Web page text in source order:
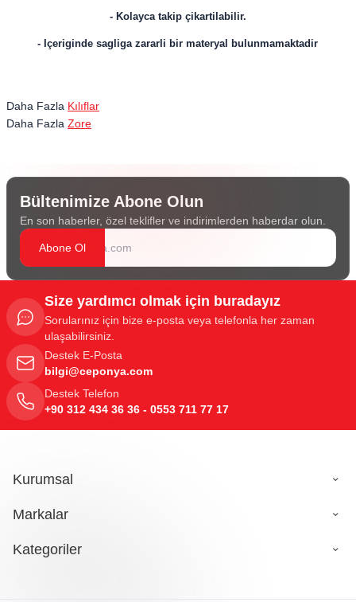
- Kolayca takip çikartilabilir.
- Içeriginde sagliga zararli bir materyal bulunmamaktadir
Daha Fazla Kılıflar
Daha Fazla Zore
Bültenimize Abone Olun
En son haberler, özel teklifler ve indirimlerden haberdar olun.
Abone Ol
Size yardımcı olmak için buradayız
Sorularınız için bize e-posta veya telefonla her zaman
ulaşabilirsiniz.
Destek E-Posta
bilgi@ceponya.com
Destek Telefon
+90 312 434 36 36 - 0553 711 77 17
Kurumsal
Markalar
Kategoriler